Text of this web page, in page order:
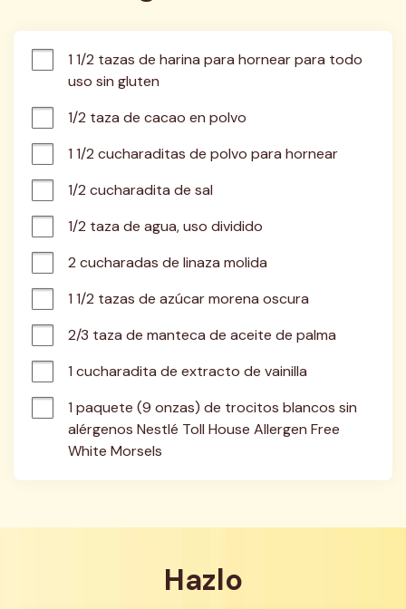
1 1/2 tazas de harina para hornear para todo
uso sin gluten
1/2 taza de cacao en polvo
1 1/2 cucharaditas de polvo para hornear
1/2 cucharadita de sal
1/2 taza de agua, uso dividido
2 cucharadas de linaza molida
1 1/2 tazas de azúcar morena oscura
2/3 taza de manteca de aceite de palma
1 cucharadita de extracto de vainilla
1 paquete (9 onzas) de trocitos blancos sin
alérgenos Nestlé Toll House Allergen Free
White Morsels
Hazlo